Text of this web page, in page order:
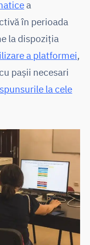
a
în perioada
la dispoziția
a platformei,
pașii necesari
la cele